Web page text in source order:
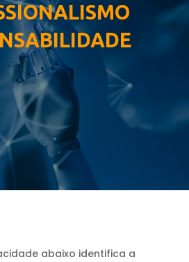
abaixo identifica a